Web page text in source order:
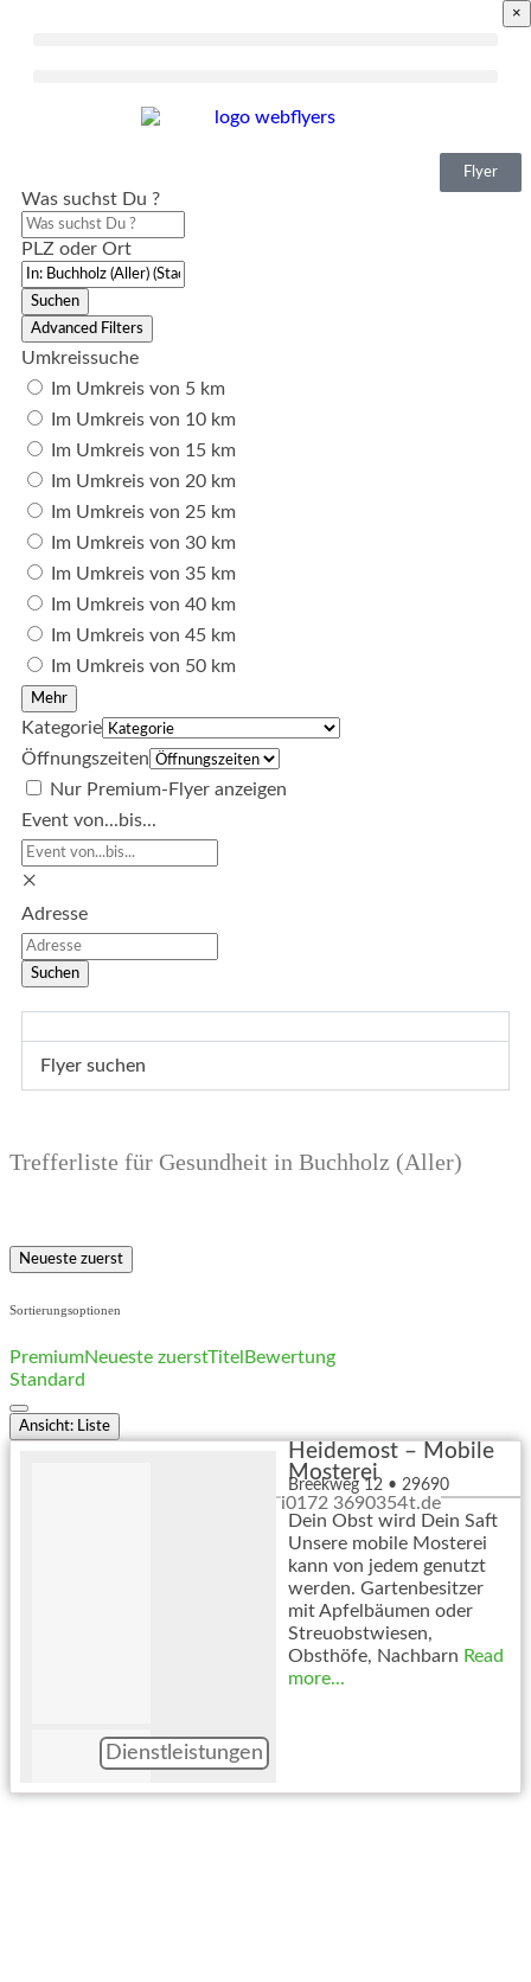
Flyer
Was suchst Du ?
PLZ oder Ort
Suchen
Advanced Filters
Umkreissuche
Im Umkreis von 5 km
Im Umkreis von 10 km
Im Umkreis von 15 km
Im Umkreis von 20 km
Im Umkreis von 25 km
Im Umkreis von 30 km
Im Umkreis von 35 km
Im Umkreis von 40 km
Im Umkreis von 45 km
Im Umkreis von 50 km
Mehr
Kategorie
Öffnungszeiten
Nur Premium-Flyer anzeigen
Event von...bis...
×
Adresse
Suchen
Flyer suchen
Trefferliste für Gesundheit in Buchholz (Aller)
Neueste zuerst
Sortierungsoptionen
PremiumNeueste zuerstTitel Bewertung
Standard
Ansicht: Liste
Dienstleistungen
Heidemost – Mobile
Mosterei
Breekweg 12 •29690
Buchholz (Aller)
info@heidemost.de
0172 3690354
Dein Obst wird Dein Saft
Unsere mobile Mosterei
kann von jedem genutzt
werden. Gartenbesitzer
mit Apfelbäumen oder
Streuobstwiesen,
Obsthöfe, Nachbarn Read
more...
×